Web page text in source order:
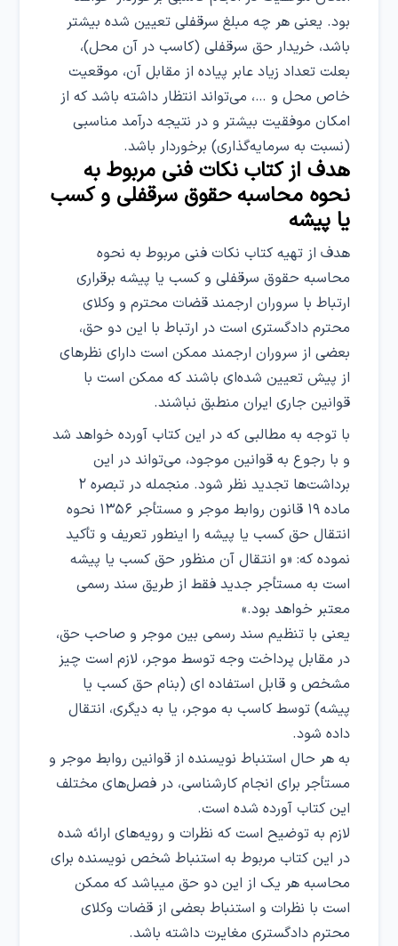
بود. یعنی هر چه مبلغ سرقفلی تعیین شده بیشتر
باشد، خریدار حق سرقفلی (کاسب در آن محل)،
بعلت تعداد زیاد عابر پیاده از مقابل آن، موقعیت
خاص محل و …، می‌تواند انتظار داشته باشد که از
امکان موفقیت بیشتر و در نتیجه درآمد مناسبی
(نسبت به سرمایه‌گذاری) برخوردار باشد.
هدف از کتاب نکات فنی مربوط به
نحوه محاسبه حقوق سرقفلی و کسب
یا پیشه
هدف از تهیه کتاب نکات فنی مربوط به نحوه
محاسبه حقوق سرقفلی و کسب یا پیشه برقراری
ارتباط با سروران ارجمند قضات محترم و وکلای
محترم دادگستری است در ارتباط با این دو حق،
بعضی از سروران ارجمند ممکن است دارای نظرهای
از پیش تعیین شده‌ای باشند که ممکن است با
قوانین جاری ایران منطبق نباشند.
با توجه به مطالبی که در این کتاب آورده خواهد شد
و با رجوع به قوانین موجود، می‌تواند در این
برداشت‌ها تجدید نظر شود. منجمله در تبصره ۲
ماده ۱۹ قانون روابط موجر و مستأجر ۱۳۵۶ نحوه
انتقال حق کسب یا پیشه را اینطور تعریف و تأکید
نموده که: «و انتقال آن منظور حق کسب یا پیشه
است به مستأجر جدید فقط از طریق سند رسمی
معتبر خواهد بود.»
یعنی با تنظیم سند رسمی بین موجر و صاحب حق،
در مقابل پرداخت وجه توسط موجر، لازم است چیز
مشخص و قابل استفاده ای (بنام حق کسب یا
پیشه) توسط کاسب به موجر، یا به دیگری، انتقال
داده شود.
به هر حال استنباط نویسنده از قوانین روابط موجر و
مستأجر برای انجام کارشناسی، در فصل‌های مختلف
این کتاب آورده شده است.
لازم به توضیح است که نظرات و رویه‌های ارائه شده
در این کتاب مربوط به استنباط شخص نویسنده برای
محاسبه هر یک از این دو حق میباشد که ممکن
است با نظرات و استنباط بعضی از قضات وکلای
محترم دادگستری مغایرت داشته باشد.